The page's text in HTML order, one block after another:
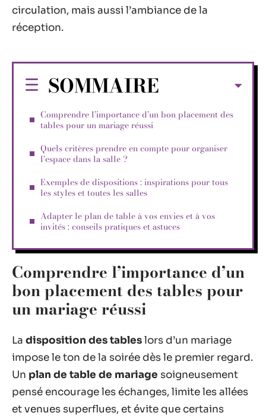
circulation, mais aussi l’ambiance de la
réception.
SOMMAIRE
Comprendre l’importance d’un bon placement des
tables pour un mariage réussi
Quels critères prendre en compte pour organiser
l’espace dans la salle ?
Exemples de dispositions : inspirations pour tous
les styles et toutes les salles
Adapter le plan de table à vos envies et à vos
invités : conseils pratiques et astuces
Comprendre l’importance d’un
bon placement des tables pour
un mariage réussi
La disposition des tableslors d’un mariage
impose le ton de la soirée dès le premier regard.
Un plan de table de mariage soigneusement
pensé encourage les échanges, limite les allées
et venues superflues, et évite que certains